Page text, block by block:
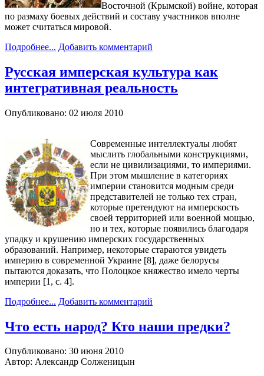
Восточной (Крымской) войне, которая
по размаху боевых действий и составу участников вполне
может считаться мировой.
Подробнее... Добавить комментарий
Русская имперская культура как
интегративная реальность
Опубликовано: 02 июля 2010
Современные интеллектуалы любят
мыслить глобальными конструкциями,
если не цивилизациями, то империями.
При этом мышление в категориях
империи становится модным среди
представителей не только тех стран,
которые претендуют на имперскость
своей территорией или военной мощью,
но и тех, которые появились благодаря
упадку и крушению имперских государственных
образований. Например, некоторые стараются увидеть
империю в современной Украине [8], даже белорусы
пытаются доказать, что Полоцкое княжество имело черты
империи [1, с. 4].
Подробнее... Добавить комментарий
Что есть народ? Кто наши предки?
Опубликовано: 30 июня 2010
Автор: Александр Солженицын